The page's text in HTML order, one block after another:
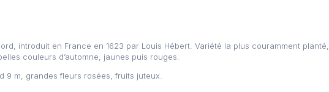
introduit en France en 1623 par Louis Hébert. Variété la plus couramment
couleurs d’automne, jaunes puis rouges.
9 m, grandes fleurs rosées, fruits juteux.